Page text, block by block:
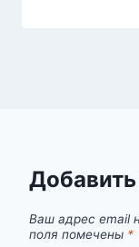
Ваш адрес email
поля помечены *